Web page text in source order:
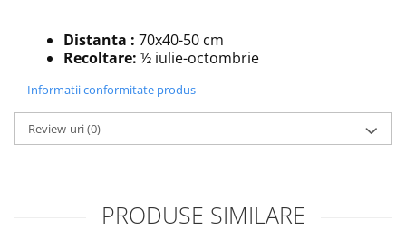
Distanta : 70x40-50 cm
Recoltare: ½ iulie-octombrie
Informatii conformitate produs
Review-uri(0)
PRODUSE SIMILARE